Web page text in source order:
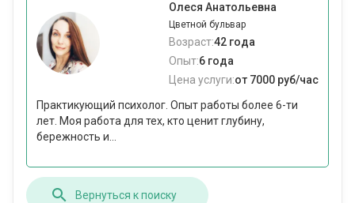
Олеся Анатольевна
Цветной бульвар
Возраст:42 года
Опыт:6 года
Цена услуги:от 7000 руб/час
Практикующий психолог. Опыт работы более 6-ти
лет. Моя работа для тех, кто ценит глубину,
бережность и...
Вернуться к поиску